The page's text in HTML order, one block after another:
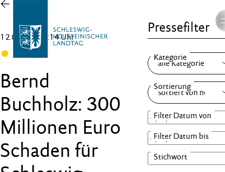
Zur
Übersicht
12.03.25 , 12:14 Uhr
Bernd
Buchholz: 300
Millionen Euro
Schaden für
Pressefilter